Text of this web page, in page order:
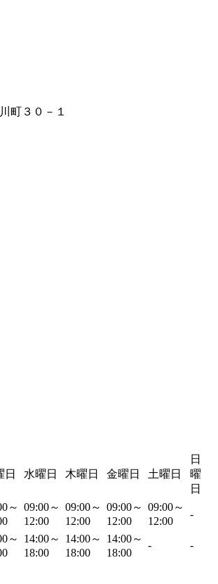
町３０－１
日 水曜日 木曜日 金曜日 土曜日
日
曜
日
～ 09:00～
12:00
09:00～
12:00
09:00～
12:00
09:00～
12:00
-
～
14:00～
18:00
14:00～
18:00
14:00～
18:00
- -